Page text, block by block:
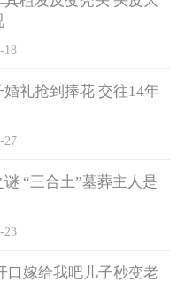
18
礼抢到捧花 交往14年
27
“三合土”墓葬主人是
23
口嫁给我吧儿子秒变老